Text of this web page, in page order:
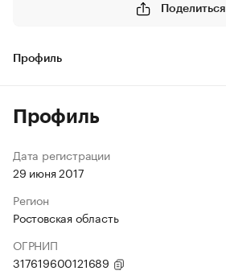
Поделиться
Профиль
Профиль
Дата регистрации
29 июня 2017
Регион
Ростовская область
ОГРНИП
317619600121689